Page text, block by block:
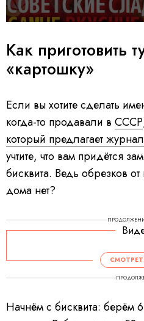
Как приготовить
«картошку»
Если вы хотите сделать
когда-то продавали в СССР
который предлагает
учтите, что вам придётся
бисквита. Ведь обрезков от
дома нет?
Начнём с бисквита: берём